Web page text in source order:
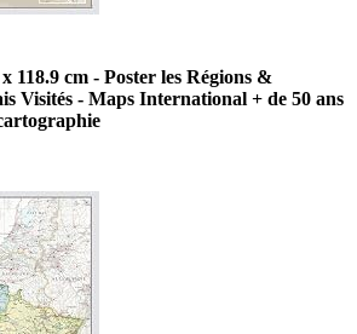
118.9 cm - Poster les Régions &
Visités - Maps International + de 50 ans